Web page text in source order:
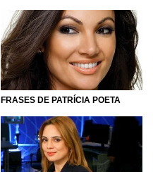
FRASES DE PATRÍCIA POETA